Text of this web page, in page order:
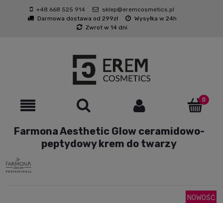
+48 668 525 914
sklep@eremcosmetics.pl
Darmowa dostawa od 299zł
Wysyłka w 24h
Zwrot w 14 dni
Farmona Aesthetic Glow ceramidowo-
peptydowy krem do twarzy
NOWOŚĆ